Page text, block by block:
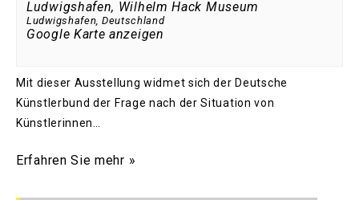
Ludwigshafen, Wilhelm Hack Museum
Ludwigshafen, Deutschland
Google Karte anzeigen
Mit dieser Ausstellung widmet sich der Deutsche
Künstlerbund der Frage nach der Situation von
Künstlerinnen…
Erfahren Sie mehr »